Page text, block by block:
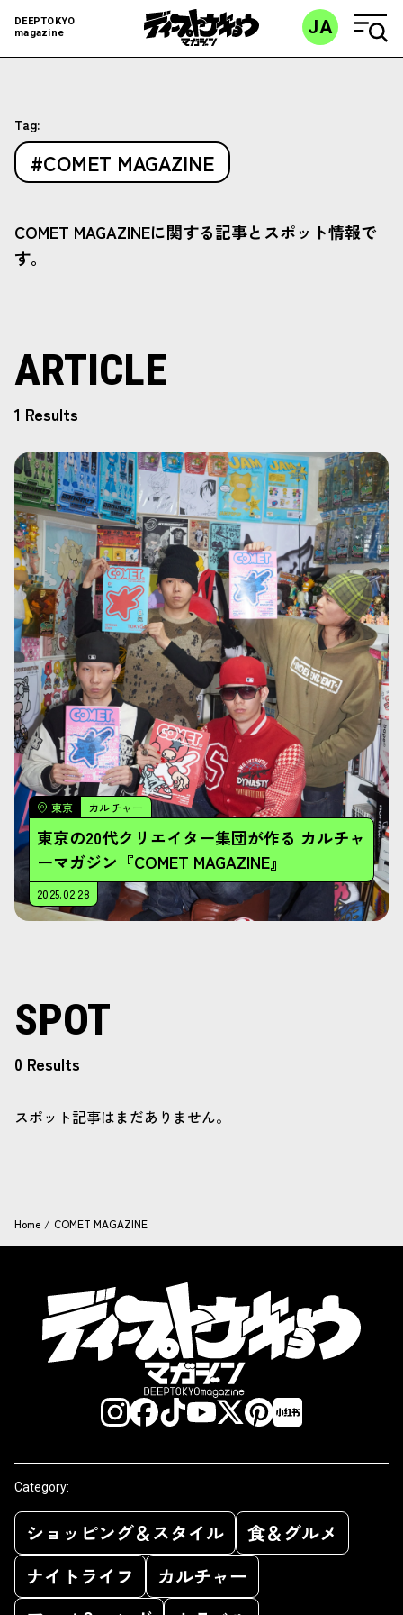
DEEPTOKYO
magazine
JA
Tag:
#COMET MAGAZINE
COMET MAGAZINEに関する記事とスポット情報で
す。
ARTICLE
1 Results
東京 カルチャー
東京の20代クリエイター集団が作る カルチャ
ーマガジン『COMET MAGAZINE』
2025.02.28
SPOT
0 Results
スポット記事はまだありません。
Home / COMET MAGAZINE
Category:
ショッピング＆スタイル
食＆グルメ
ナイトライフ
カルチャー